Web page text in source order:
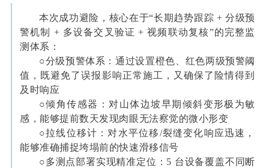
本次成功避险，核心在于“长期趋势跟踪 + 分级预
警机制 + 多设备交叉验证 + 视频联动复核”的完整监
测体系：
○分级预警体系：通过设置橙色、红色两级预警阈
值，既避免了误报影响正常施工，又确保了险情得到
及时响应
○倾角传感器：对山体边坡早期倾斜变形极为敏
感，能够提前数天发现肉眼无法察觉的微小形变
○拉线位移计：对水平位移/裂缝变化响应迅速，
能够准确捕捉垮塌前的快速滑移信号
○多测点部署实现精准定位：5 台设备覆盖不同断